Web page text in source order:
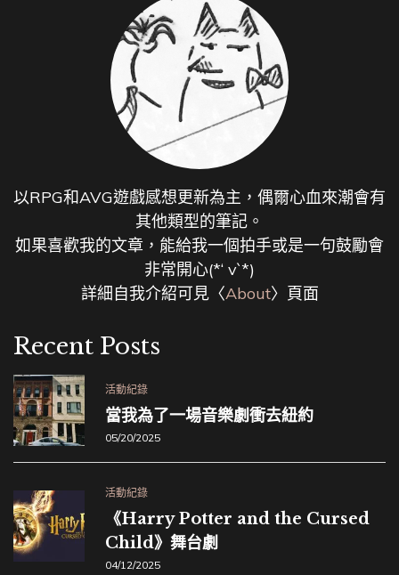
以RPG和AVG遊戲感想更新為主，偶爾心血來潮會有
其他類型的筆記。
如果喜歡我的文章，能給我一個拍手或是一句鼓勵會
非常開心(*‘ v`*)
詳細自我介紹可見〈About〉頁面
Recent Posts
活動紀錄
當我為了一場音樂劇衝去紐約
05/20/2025
活動紀錄
《Harry Potter and the Cursed
Child》舞台劇
04/12/2025